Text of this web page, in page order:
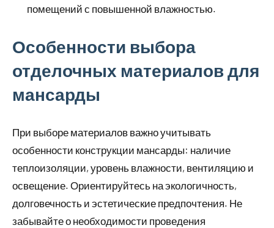
помещений с повышенной влажностью.
Особенности выбора
отделочных материалов для
мансарды
При выборе материалов важно учитывать
особенности конструкции мансарды: наличие
теплоизоляции, уровень влажности, вентиляцию и
освещение. Ориентируйтесь на экологичность,
долговечность и эстетические предпочтения. Не
забывайте о необходимости проведения